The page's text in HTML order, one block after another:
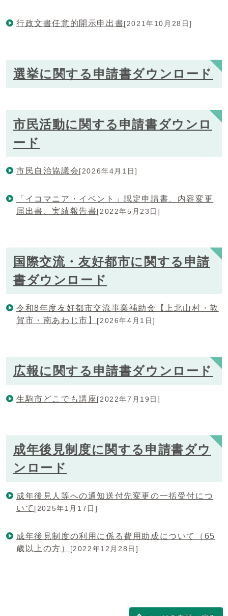
行政文書任意的開示申出書[2021年10月28日]
選挙に関する申請書ダウンロード
市民活動に関する申請書ダウンロ
ード
市民自治協議会[2026年4月1日]
「イコマニア・イベント」認定申請書、内容変更
届出書、実績報告書[2022年5月23日]
国際交流・友好都市に関する申請
書ダウンロード
令和8年度友好都市交流事業補助金【上北山村・敦
賀市・南あわじ市】 [2026年4月1日]
広報に関する申請書ダウンロード
生駒市どこでも講座[2022年7月19日]
成年後見制度に関する申請書ダウ
ンロード
成年後見人等への通知送付先変更の一括受付につ
いて [2025年1月17日]
成年後見制度の利用に係る費用助成について（65
歳以上の方）
[2022年12月28日]